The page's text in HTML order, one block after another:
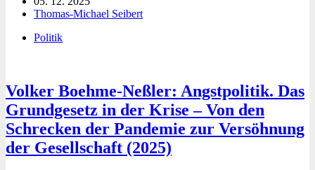
Thomas-Michael Seibert
Politik
Volker Boehme-Neßler: Angstpolitik. Das
Grundgesetz in der Krise – Von den
Schrecken der Pandemie zur Versöhnung
der Gesellschaft (2025)